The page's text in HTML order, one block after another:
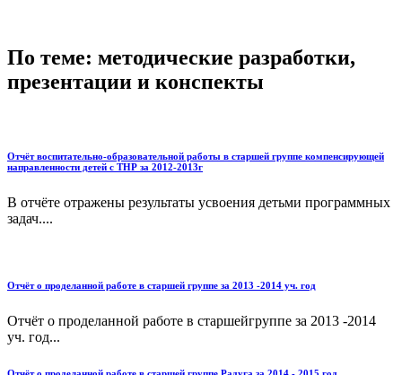
По теме: методические разработки,
презентации и конспекты
Отчёт воспитательно-образовательной работы в старшей группе компенсирующей
направленности детей с ТНР за 2012-2013г
В отчёте отражены результаты усвоения детьми программных
задач....
Отчёт о проделанной работе в старшей группе за 2013 -2014 уч. год
Отчёт о проделанной работе в старшейгруппе за 2013 -2014
уч. год...